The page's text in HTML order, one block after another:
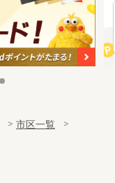
市区一覧